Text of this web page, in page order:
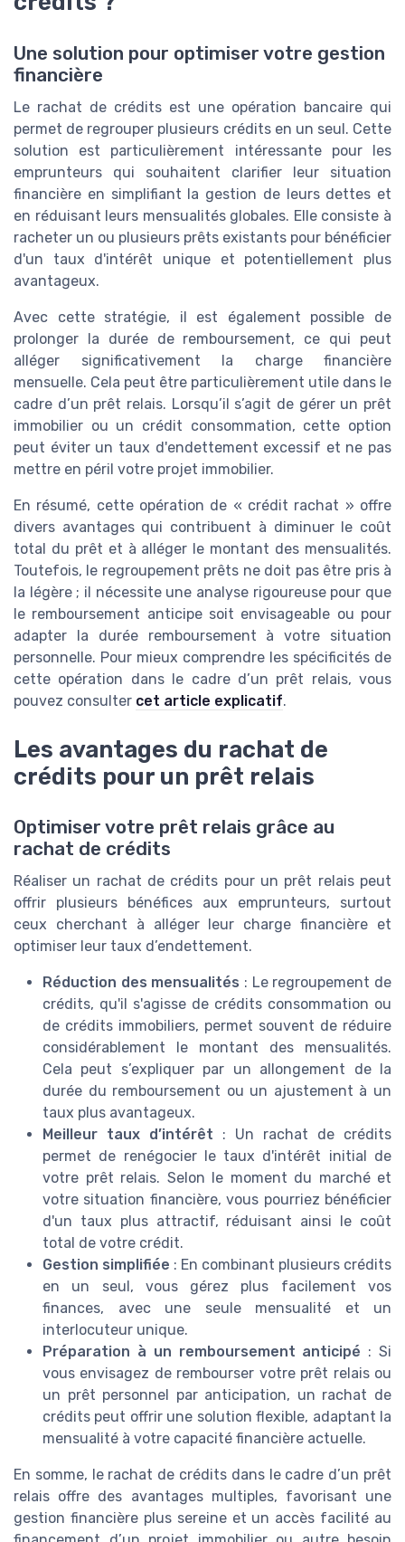
Une solution pour optimiser votre gestion
financière
Le rachat de crédits est une opération bancaire qui
permet de regrouper plusieurs crédits en un seul. Cette
solution est particulièrement intéressante pour les
emprunteurs qui souhaitent clarifier leur situation
financière en simplifiant la gestion de leurs dettes et
en réduisant leurs mensualités globales. Elle consiste à
racheter un ou plusieurs prêts existants pour bénéficier
d'un taux d'intérêt unique et potentiellement plus
avantageux.
Avec cette stratégie, il est également possible de
prolonger la durée de remboursement, ce qui peut
alléger significativement la charge financière
mensuelle. Cela peut être particulièrement utile dans le
cadre d’un prêt relais. Lorsqu’il s’agit de gérer un prêt
immobilier ou un crédit consommation, cette option
peut éviter un taux d'endettement excessif et ne pas
mettre en péril votre projet immobilier.
En résumé, cette opération de « crédit rachat » offre
divers avantages qui contribuent à diminuer le coût
total du prêt et à alléger le montant des mensualités.
Toutefois, le regroupement prêts ne doit pas être pris à
la légère ; il nécessite une analyse rigoureuse pour que
le remboursement anticipe soit envisageable ou pour
adapter la durée remboursement à votre situation
personnelle. Pour mieux comprendre les spécificités de
cette opération dans le cadre d’un prêt relais, vous
pouvez consulter cet article explicatif.
Les avantages du rachat de
crédits pour un prêt relais
Optimiser votre prêt relais grâce au
rachat de crédits
Réaliser un rachat de crédits pour un prêt relais peut
offrir plusieurs bénéfices aux emprunteurs, surtout
ceux cherchant à alléger leur charge financière et
optimiser leur taux d’endettement.
Réduction des mensualités : Le regroupement de
crédits, qu'il s'agisse de crédits consommation ou
de crédits immobiliers, permet souvent de réduire
considérablement le montant des mensualités.
Cela peut s’expliquer par un allongement de la
durée du remboursement ou un ajustement à un
taux plus avantageux.
Meilleur taux d’intérêt : Un rachat de crédits
permet de renégocier le taux d'intérêt initial de
votre prêt relais. Selon le moment du marché et
votre situation financière, vous pourriez bénéficier
d'un taux plus attractif, réduisant ainsi le coût
total de votre crédit.
Gestion simplifiée : En combinant plusieurs crédits
en un seul, vous gérez plus facilement vos
finances, avec une seule mensualité et un
interlocuteur unique.
Préparation à un remboursement anticipé : Si
vous envisagez de rembourser votre prêt relais ou
un prêt personnel par anticipation, un rachat de
crédits peut offrir une solution flexible, adaptant la
mensualité à votre capacité financière actuelle.
En somme, le rachat de crédits dans le cadre d’un prêt
relais offre des avantages multiples, favorisant une
gestion financière plus sereine et un accès facilité au